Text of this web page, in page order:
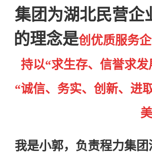
集团为湖北民营企
的理念是创优质服务
持以“求生存、信誉求
“诚信、务实、创新、进
我是小郭，负责程力集